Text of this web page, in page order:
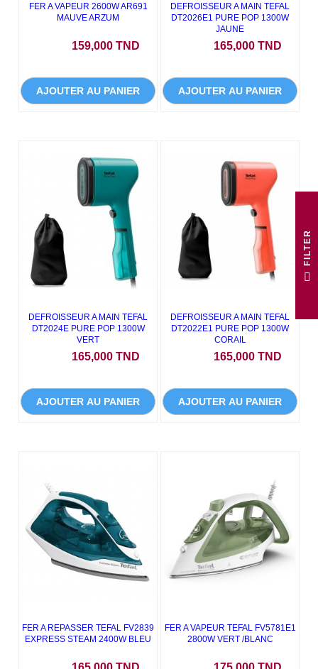
FER A VAPEUR 2600W AR691
MAUVE ARZUM
159,000 TND
AJOUTER AU PANIER
DEFROISSEUR A MAIN TEFAL
DT2026E1 PURE POP 1300W
JAUNE
165,000 TND
AJOUTER AU PANIER
DEFROISSEUR A MAIN TEFAL
DT2024E PURE POP 1300W
VERT
165,000 TND
AJOUTER AU PANIER
DEFROISSEUR A MAIN TEFAL
DT2022E1 PURE POP 1300W
CORAIL
165,000 TND
AJOUTER AU PANIER
FER A REPASSER TEFAL FV2839
EXPRESS STEAM 2400W BLEU
FER A VAPEUR TEFAL FV5781E1
2800W VERT /BLANC
R